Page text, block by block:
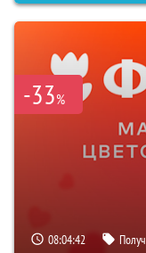
-33%
08:04:41